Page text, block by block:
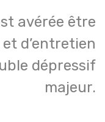
avérée être
d’entretien
dépressif
majeur.